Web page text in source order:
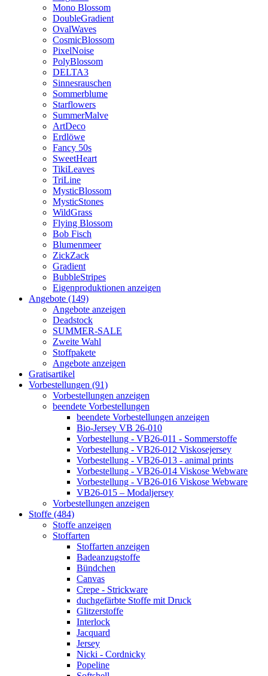
Mono Blossom
DoubleGradient
OvalWaves
CosmicBlossom
PixelNoise
PolyBlossom
DELTA3
Sinnesrauschen
Sommerblume
Starflowers
SummerMalve
ArtDeco
Erdlöwe
Fancy 50s
SweetHeart
TikiLeaves
TriLine
MysticBlossom
MysticStones
WildGrass
Flying Blossom
Bob Fisch
Blumenmeer
ZickZack
Gradient
BubbleStripes
Eigenproduktionen anzeigen
Angebote (149)
Angebote anzeigen
Deadstock
SUMMER-SALE
Zweite Wahl
Stoffpakete
Angebote anzeigen
Gratisartikel
Vorbestellungen (91)
Vorbestellungen anzeigen
beendete Vorbestellungen
beendete Vorbestellungen anzeigen
Bio-Jersey VB 26-010
Vorbestellung - VB26-011 - Sommerstoffe
Vorbestellung - VB26-012 Viskosejersey
Vorbestellung - VB26-013 - animal prints
Vorbestellung - VB26-014 Viskose Webware
Vorbestellung - VB26-016 Viskose Webware
VB26-015 – Modaljersey
Vorbestellungen anzeigen
Stoffe (484)
Stoffe anzeigen
Stoffarten
Stoffarten anzeigen
Badeanzugstoffe
Bündchen
Canvas
Crepe - Strickware
duchgefärbte Stoffe mit Druck
Glitzerstoffe
Interlock
Jacquard
Jersey
Nicki - Cordnicky
Popeline